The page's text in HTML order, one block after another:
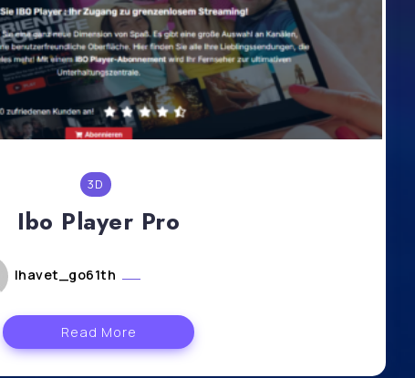
3D
Ibo Player Pro
lhavet_go61th
Read More